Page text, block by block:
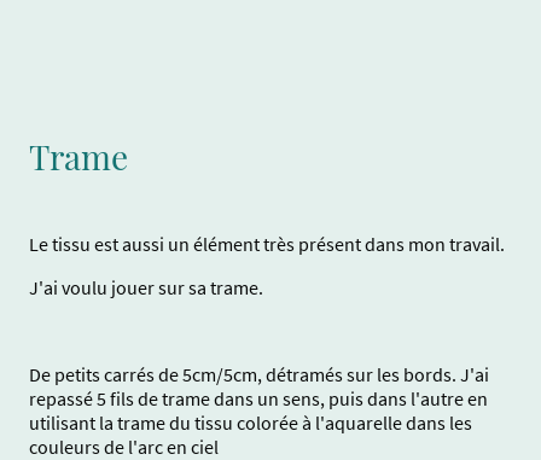
Trame
Le tissu est aussi un élément très présent dans mon travail.
J'ai voulu jouer sur sa trame.
De petits carrés de 5cm/5cm, détramés sur les bords. J'ai
repassé 5 fils de trame dans un sens, puis dans l'autre en
utilisant la trame du tissu colorée à l'aquarelle dans les
couleurs de l'arc en ciel